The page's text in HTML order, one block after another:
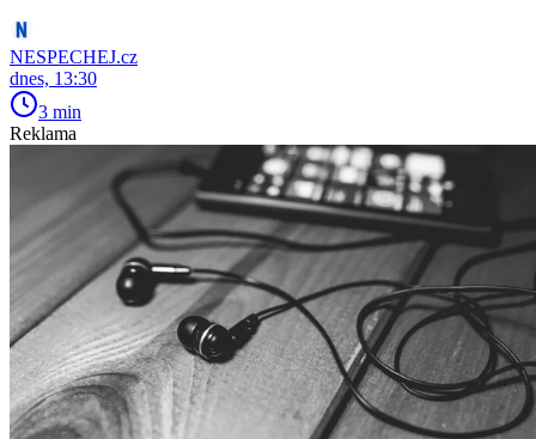
NESPECHEJ.cz
dnes, 13:30
3 min
Reklama